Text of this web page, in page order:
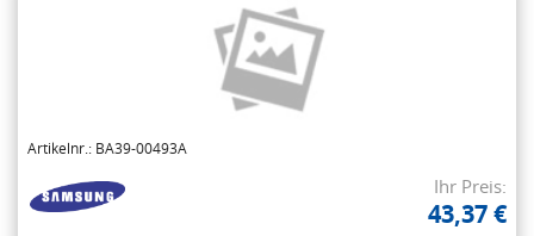
Artikelnr.: BA39-00493A
Ihr Preis:
43,37 €